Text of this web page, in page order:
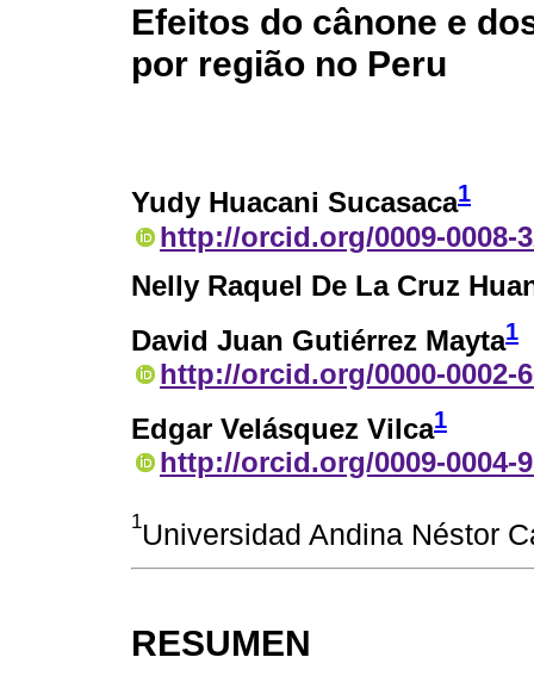
Efeitos do cânone e
por região no Peru
Yudy Huacani Sucasaca1
http://orcid.org/0009-0008-
Nelly Raquel De La Cruz
David Juan Gutiérrez Mayta1
http://orcid.org/0000-0002-
Edgar Velásquez Vilca1
http://orcid.org/0009-0004-
1Universidad Andina Néstor
RESUMEN